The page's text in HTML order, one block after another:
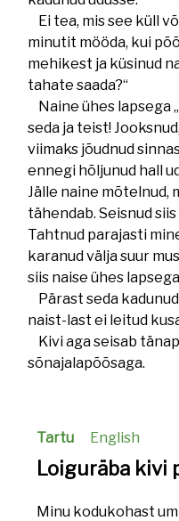
Ei tea, mis see küll
minutit mööda, kui
mehikest ja küsinud
tahate saada?“
Naine ühes lapsega
seda ja teist!
viimaks jõudnud
ennegi hõljunud hall
Jälle naine mõtelnud,
tähendab. Seisnud
Tahtnud parajasti
karanud välja suur
siis naise ühes
Pärast seda
naist-last ei leitud
Kivi aga seisab
sõnajalapõõsaga.
Tartu English
Loiguräba kivi
Minu kodukohast